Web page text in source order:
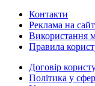
Контакти
Реклама на
Використання
Правила
Договір
Політика у